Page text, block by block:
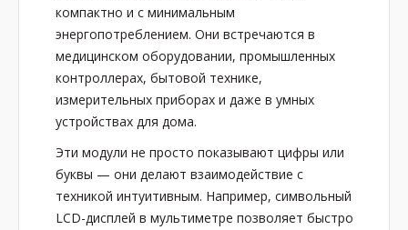
компактно и с минимальным
энергопотреблением. Они встречаются в
медицинском оборудовании, промышленных
контроллерах, бытовой технике,
измерительных приборах и даже в умных
устройствах для дома.
Эти модули не просто показывают цифры или
буквы — они делают взаимодействие с
техникой интуитивным. Например, символьный
LCD-дисплей в мультиметре позволяет быстро